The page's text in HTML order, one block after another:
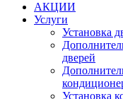
АКЦИИ
Услуги
Установка
дверей
Установка